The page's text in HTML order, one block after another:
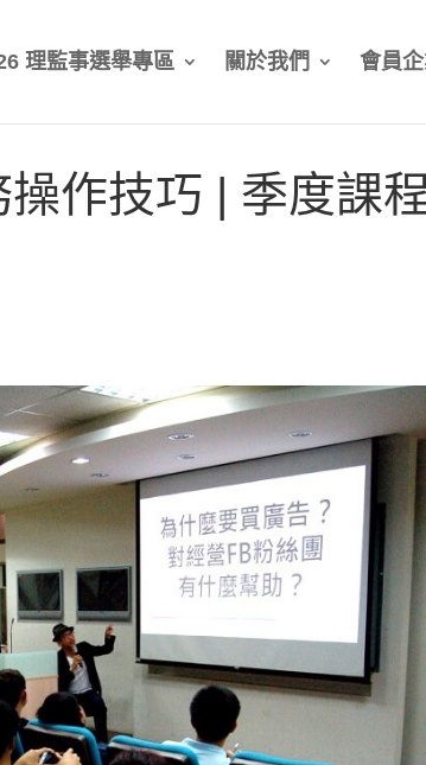
理監事選舉專區 關於我們 會員
作技巧 | 季度課